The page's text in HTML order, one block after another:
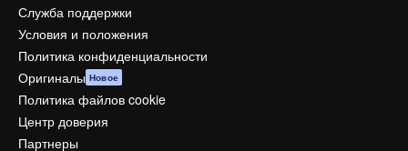
Служба поддержки
Условия и положения
Политика конфиденциальности
Оригиналы Новое
Политика файлов cookie
Центр доверия
Партнеры